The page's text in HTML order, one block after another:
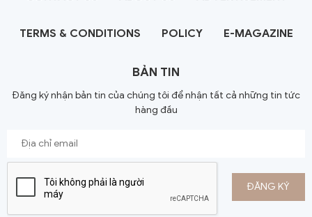
TERMS & CONDITIONS POLICY E-MAGAZINE
BẢN TIN
Đăng ký nhận bản tin của chúng tôi để nhận tất cả những tin tức
hàng đầu